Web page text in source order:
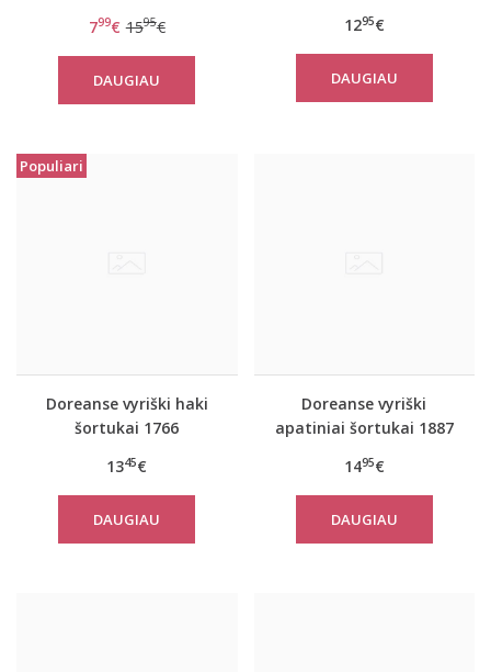
799€ 1595€
DAUGIAU
1295€
DAUGIAU
Populiari
Doreanse vyriški haki
šortukai 1766
1345€
DAUGIAU
Doreanse vyriški
apatiniai šortukai 1887
1495€
DAUGIAU